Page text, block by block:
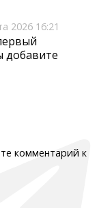
2026 16:21
добавите
комментарий к